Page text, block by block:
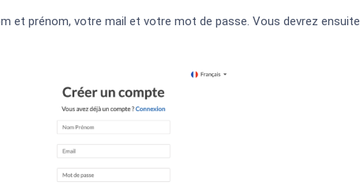
et prénom, votre mail et votre mot de passe. Vous devrez ensuite